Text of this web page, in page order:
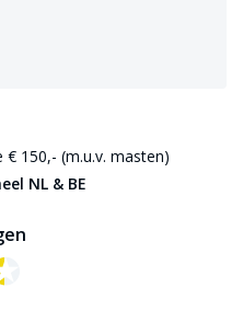
€ 150,- (m.u.v. masten)
NL & BE